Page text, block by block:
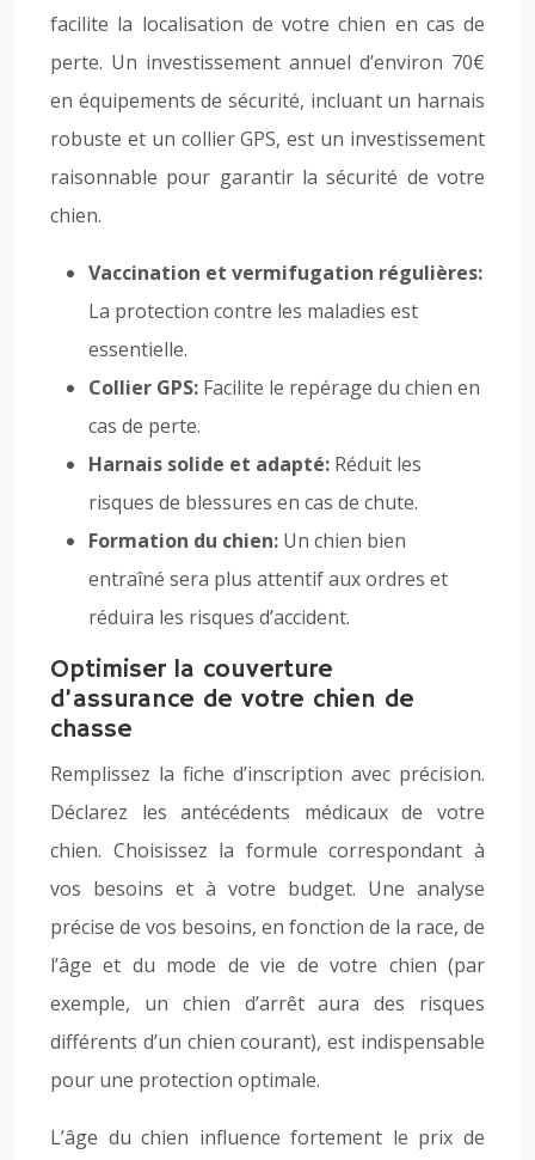
facilite la localisation de votre chien en cas de
perte. Un investissement annuel d’environ 70€
en équipements de sécurité, incluant un harnais
robuste et un collier GPS, est un investissement
raisonnable pour garantir la sécurité de votre
chien.
Vaccination et vermifugation régulières:
La protection contre les maladies est
essentielle.
Collier GPS: Facilite le repérage du chien en
cas de perte.
Harnais solide et adapté: Réduit les
risques de blessures en cas de chute.
Formation du chien: Un chien bien
entraîné sera plus attentif aux ordres et
réduira les risques d’accident.
Optimiser la couverture
d’assurance de votre chien de
chasse
Remplissez la fiche d’inscription avec précision.
Déclarez les antécédents médicaux de votre
chien. Choisissez la formule correspondant à
vos besoins et à votre budget. Une analyse
précise de vos besoins, en fonction de la race, de
l’âge et du mode de vie de votre chien (par
exemple, un chien d’arrêt aura des risques
différents d’un chien courant), est indispensable
pour une protection optimale.
L’âge du chien influence fortement le prix de